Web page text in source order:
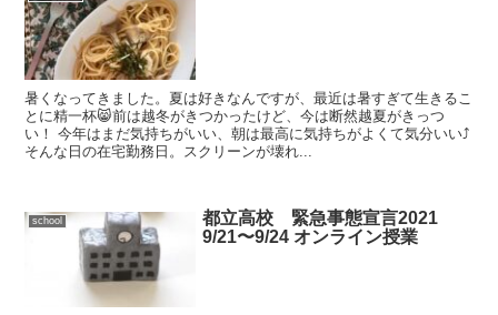
暑くなってきました。夏は好きなんですが、最近は暑すぎて生きるこ
とに精一杯😸前は越冬がきつかったけど、今は断然越夏がきっつ
い！ 今年はまだ気持ちがいい、朝は最高に気持ちがよくて気分いい⤴️
そんな日の在宅勤務日。スクリーンが壊れ...
school
都立高校 緊急事態宣言2021
9/21〜9/24 オンライン授業